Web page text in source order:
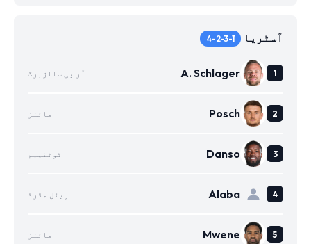
آسٹریا 4-2-3-1
A. Schlager آر بی سالزبرگ
Posch مائنز
Danso ٹوٹنہیم
Alaba ریئل مڈرڈ
Mwene مائنز